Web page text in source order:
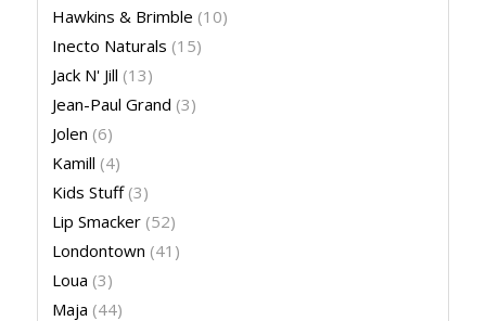
Hawkins & Brimble (10)
Inecto Naturals (15)
Jack N' Jill (13)
Jean-Paul Grand (3)
Jolen (6)
Kamill (4)
Kids Stuff (3)
Lip Smacker (52)
Londontown (41)
Loua (3)
Maja (44)